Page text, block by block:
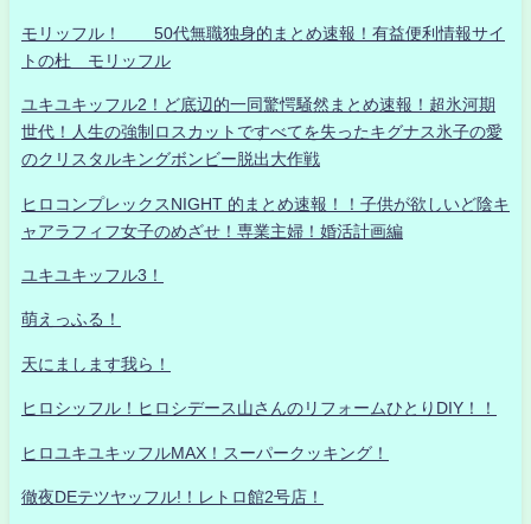
モリッフル！ 50代無職独身的まとめ速報！有益便利情報サイ
トの杜 モリッフル
ユキユキッフル2！ど底辺的一同驚愕騒然まとめ速報！超氷河期
世代！人生の強制ロスカットですべてを失ったキグナス氷子の愛
のクリスタルキングボンビー脱出大作戦
ヒロコンプレックスNIGHT 的まとめ速報！！子供が欲しいど陰キ
ャアラフィフ女子のめざせ！専業主婦！婚活計画編
ユキユキッフル3！
萌えっふる！
天にまします我ら！
ヒロシッフル！ヒロシデース山さんのリフォームひとりDIY！！
ヒロユキユキッフルMAX！スーパークッキング！
徹夜DEテツヤッフル!！レトロ館2号店！